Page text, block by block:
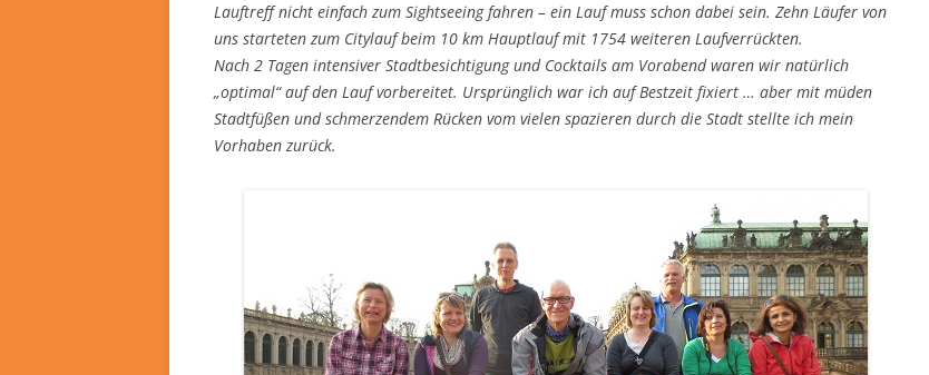
Lauftreff nicht einfach zum Sightseeing fahren – ein Lauf muss schon dabei sein. Zehn Läufer von
uns starteten zum Citylauf beim 10 km Hauptlauf mit 1754 weiteren Laufverrückten.
Nach 2 Tagen intensiver Stadtbesichtigung und Cocktails am Vorabend waren wir natürlich
„optimal“ auf den Lauf vorbereitet. Ursprünglich war ich auf Bestzeit fixiert … aber mit müden
Stadtfüßen und schmerzendem Rücken vom vielen spazieren durch die Stadt stellte ich mein
Vorhaben zurück.